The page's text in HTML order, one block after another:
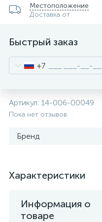
Местоположение
Доставка от
Быстрый заказ
+7
Артикул: 14-006-00049
Пока нет отзывов
Бренд
Характеристики
Информация о
товаре